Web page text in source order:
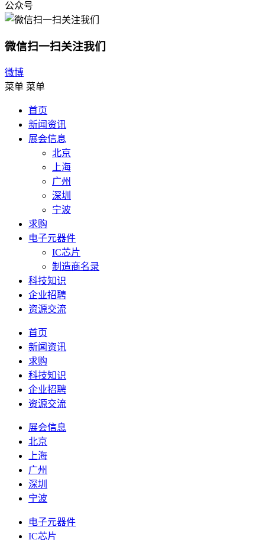
公众号
微信扫一扫关注我们
微博
菜单 菜单
首页
新闻资讯
展会信息
北京
上海
广州
深圳
宁波
求购
电子元器件
IC芯片
制造商名录
科技知识
企业招聘
资源交流
首页
新闻资讯
求购
科技知识
企业招聘
资源交流
展会信息
北京
上海
广州
深圳
宁波
电子元器件
IC芯片